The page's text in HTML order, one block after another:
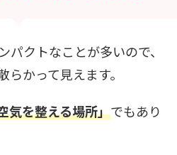
クトなことが多いので、
かって見えます。
気を整える場所」でもあり